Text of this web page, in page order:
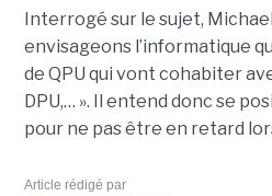
Interrogé sur le sujet,
envisageons l’informatique
de QPU qui vont cohabiter
DPU,… ». Il entend donc se
pour ne pas être en retard
Article rédigé par